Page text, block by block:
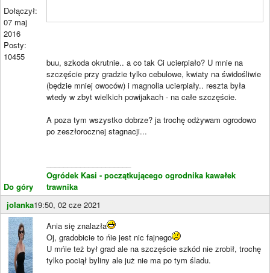
Dołączył:
07 maj
2016
Posty:
10455
Do góry
buu, szkoda okrutnie.. a co tak Ci ucierpiało? U mnie na
szczęście przy gradzie tylko cebulowe, kwiaty na świdośliwie
(będzie mniej owoców) i magnolia ucierpiały.. reszta była
wtedy w zbyt wielkich powijakach - na całe szczęście.
A poza tym wszystko dobrze? ja trochę odżywam ogrodowo
po zeszłorocznej stagnacji...
Ogródek Kasi - początkującego ogrodnika kawałek
trawnika
jolanka19:50, 02 cze 2021
Ania się znalazła
Oj, gradobicie to ńie jest nic fajnego
U mńie też był grad ale na szczęście szkód nie zrobił, trochę
tylko pociął byliny ale już nie ma po tym śladu.